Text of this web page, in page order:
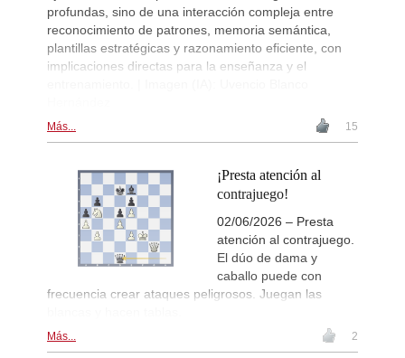
profundas, sino de una interacción compleja entre
reconocimiento de patrones, memoria semántica,
plantillas estratégicas y razonamiento eficiente, con
implicaciones directas para la enseñanza y el
Más... 15
¡Presta atención al
contrajuego!
02/06/2026 – Presta
atención al contrajuego.
El dúo de dama y
caballo puede con
frecuencia crear ataques peligrosos. Juegan las
Más... 2